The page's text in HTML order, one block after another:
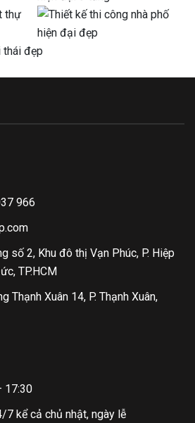
966
số 2, Khu đô thị Vạn Phúc, P. Hiệp
TP.HCM
Thạnh Xuân 14, P. Thạnh Xuân,
17:30
7 kể cả chủ nhật, ngày lễ